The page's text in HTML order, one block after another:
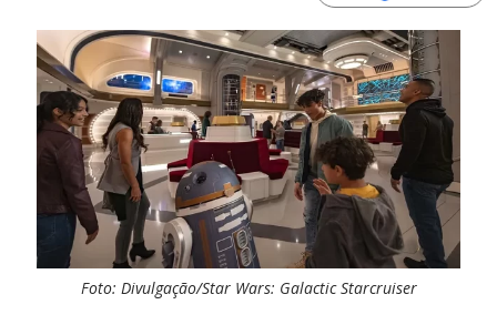
Foto: Divulgação/Star Wars: Galactic Starcruiser